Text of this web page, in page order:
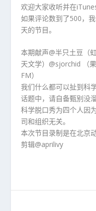
欢迎大家收听并在
如果评论数到了500，
天的节目。
本期献声@半只土豆（
天文学）@sjorchid （
FM）
我们什么都可以扯到科
话题中，请自备甄别没
科学脱口秀为四个人因
司和组织无关。
本次节目录制是在北京
剪辑@aprilivy